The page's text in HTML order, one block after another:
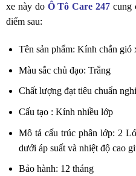
xe này do Ô Tô Care 247 cung
điểm sau:
Tên sản phẩm: Kính chắn
Màu sắc chủ đạo: Trắng
Chất lượng đạt tiêu chuẩn
Cấu tạo : Kính nhiều lớp
Mô tả cấu trúc phân lớp: 2
dưới áp suất và nhiệt độ cao
Bảo hành: 12 tháng